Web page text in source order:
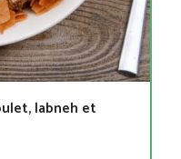
labneh et